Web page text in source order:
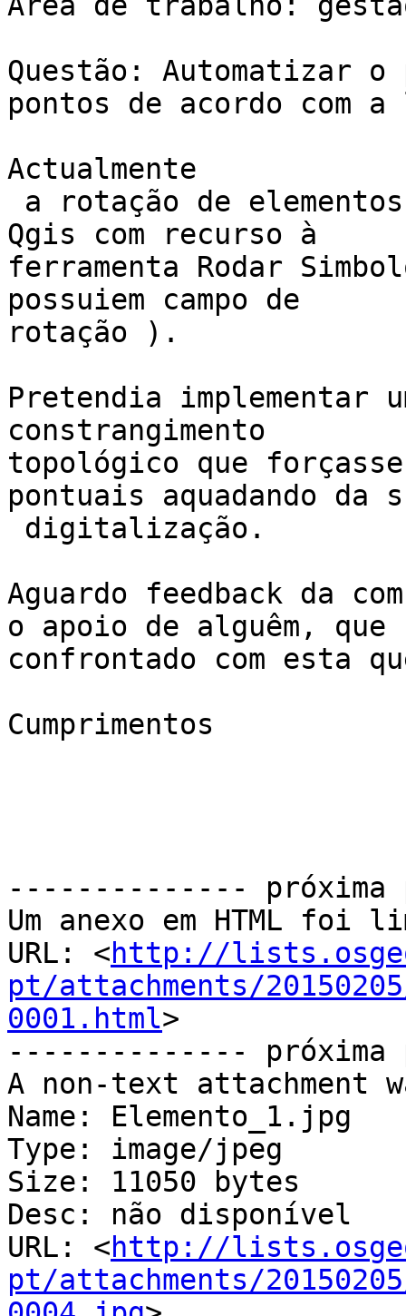
Questão: Automatizar
pontos de acordo
Actualmente
Qgis com recurso à
ferramenta Rodar
possuiem campo de
rotação ).
Pretendia implementar
constrangimento
topológico que
pontuais aquadando da
Aguardo feedback da
o apoio de alguêm, que
confrontado com esta
Cumprimentos
--------------
Um anexo em HTML foi
URL: <http://
pt/attachments/
0001.html>
--------------
A non-text attachment
Name: Elemento_1.jpg
Type: image/jpeg
Size: 11050 bytes
Desc: não disponível
URL: <http://
pt/attachments/